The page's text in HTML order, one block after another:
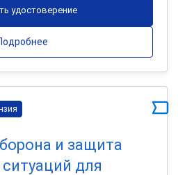
удостоверение
и защита
для